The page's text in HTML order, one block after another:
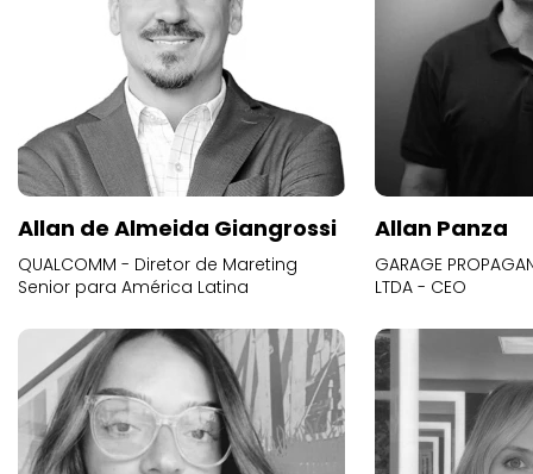
Allan de Almeida Giangrossi
QUALCOMM - Diretor de Mareting
Senior para América Latina
Allan Panza
GARAGE
LTDA - CEO